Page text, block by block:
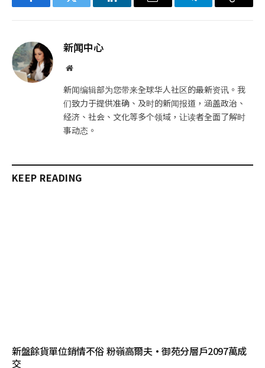
FacebookTwitter LinkedIn电
Telegram复
新闻中心
网
新闻编辑部为您带来全球华人社区的最新资讯。我
们致力于提供准确、及时的新闻报道，涵盖政治、
经济、社会、文化等多个领域，让读者全面了解时
事动态。
KEEP READING
新盤餘貨單位銷情不俗 粉嶺高爾夫·御苑分層戶2097萬成
交